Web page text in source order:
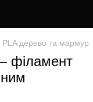
PLA дерево та мармур
філамент